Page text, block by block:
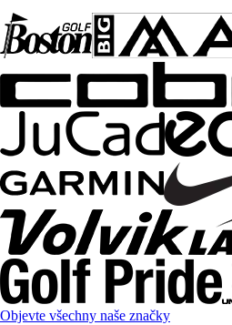
Objevte všechny naše značky